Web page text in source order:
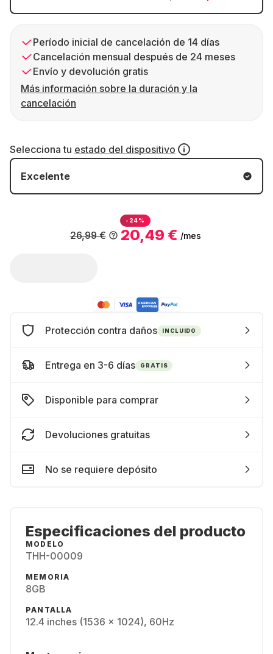
Período inicial de cancelación de 14 días
Cancelación mensual después de 24 meses
Envío y devolución gratis
Más información sobre la duración y la
cancelación
Selecciona tu estado del dispositivo
Excelente
-24%
20,49 € /mes
26,99 €
Protección contra daños INCLUIDO
Entrega en 3-6 días GRATIS
Disponible para comprar
Devoluciones gratuitas
No se requiere depósito
Especificaciones del producto
MODELO
THH-00009
MEMORIA
8GB
PANTALLA
12.4 inches (1536 x 1024), 60Hz